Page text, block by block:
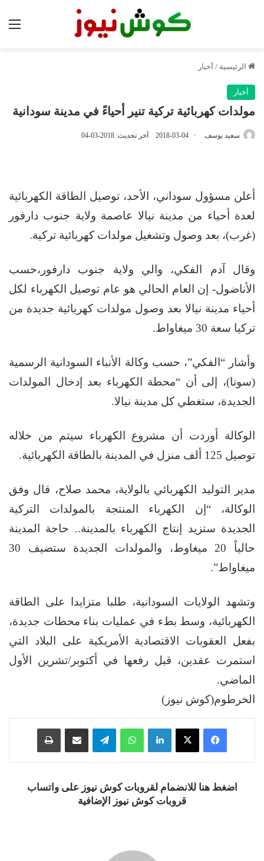
الرئيسية / أخبار
أخبار
مولدات كهربائية تركية تنير أحياءً في مدينة سودانية
سعيد يوسف 2018-03-04 آخر تحديث: 2018-03-04
أعلن مسؤول سوداني، الأحد، توصيل الطاقة الكهربائية
لعدة أحياء من مدينة نيالا عاصمة ولاية جنوب دارفور
(غرب)، بعد وصول وتشغيل مولدات كهربائية تركية.
وقال آدم الفكي، والي ولاية جنوب دارفور،حسب
الأناضول- إن العام الحالي هو عام توصيل الكهرباء لكل
أحياء مدينة نيالا بعد وصول مولدات كهربائية جديدة من
تركيا سعة 30 ميغاواط.
وأشار “الفكي”، حسب وكالة الأنباء السودانية الرسمية
(سونا)، إلى أن “محطة الكهرباء بعد إدخال المولدات
الجديدة، ستغطي كل مدينة نيالا.
الوكالة أوردت أن مشروع الكهرباء سيتم من خلاله
توصيل 125 ألف منزل في المدينة بالطاقة الكهربائية.
مدير التوليد الكهربائي بالولاية، محمد صلاح، قال وفق
الوكالة، “إن الكهرباء المنتجة بالمولدات التركية
الجديدة ستزيد إنتاج الكهرباء بالمدينة.. حاجة المدينة
حالياً 20 ميغاوط، والمولدات الجديدة ستضيف 30
ميغاواط”.
وتشهد الولايات السودانية، طلبا متزايدا على الطاقة
الكهربائية، وسط بطء في عمليات بناء محطات جديدة،
بفعل العقوبات الاقتصادية الأمريكية على البلاد التي
استمرت عقدين، قبل رفعها في أكتوبر/تشرين الأول
الماضي.
الخرطوم(كوش نيوز)
فيسبوك ‫X لينكدإن واتساب تيلقرام
اضغط هنا للانضمام لقروبات كوش نيوز على واتساب
قروبات كوش نيوز الإضافية